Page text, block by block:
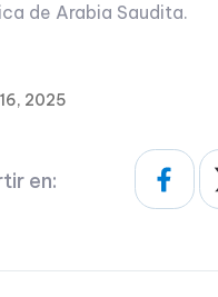
de Arabia Saudita.
2025
en: